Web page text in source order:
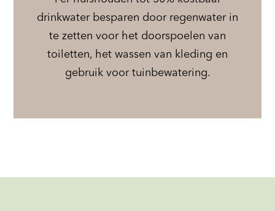
drinkwater besparen door regenwater in
te zetten voor het doorspoelen van
toiletten, het wassen van kleding en
gebruik voor tuinbewatering.